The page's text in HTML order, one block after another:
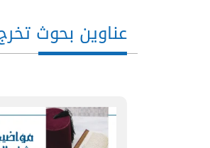
عناوين بحوث